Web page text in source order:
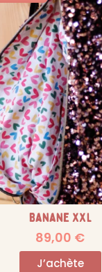
Banane XXL
89,00 €
J’achète